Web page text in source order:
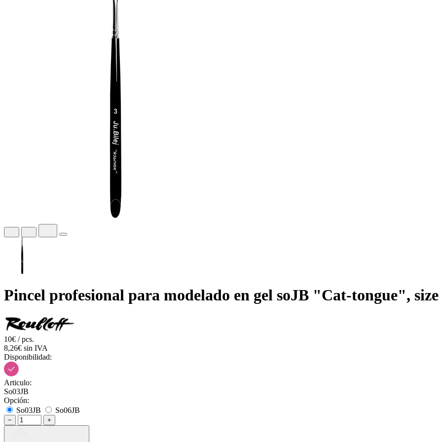
Pincel profesional para modelado en gel soJB "Cat-tongue", size
10€ / pcs.
8,26€ sin IVA
Disponibilidad:
Articulo:
So03JB
Opción:
So03JB
So06JB
− +